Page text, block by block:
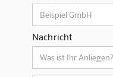
Nachricht